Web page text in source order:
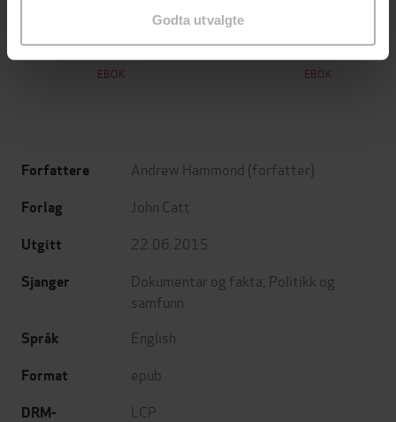
Godta utvalgte
Jo Nesbø
EBOK
Jørn Lier Horst
EBOK
Forfattere Andrew Hammond (forfatter)
Forlag John Catt
Utgitt 22.06.2015
Sjanger Dokumentar og fakta Politikk og
samfunn
Språk English
Format epub
DRM-
LCP